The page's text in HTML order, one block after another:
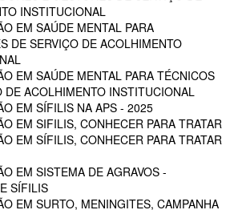
INSTITUCIONAL
EM SAÚDE MENTAL PARA
DE SERVIÇO DE ACOLHIMENTO
EM SAÚDE MENTAL PARA TÉCNICOS
DE ACOLHIMENTO INSTITUCIONAL
EM SÍFILIS NA APS - 2025
EM SIFILIS, CONHECER PARA TRATAR
EM SÍFILIS, CONHECER PARA TRATAR
EM SISTEMA DE AGRAVOS -
SÍFILIS
EM SURTO, MENINGITES, CAMPANHA